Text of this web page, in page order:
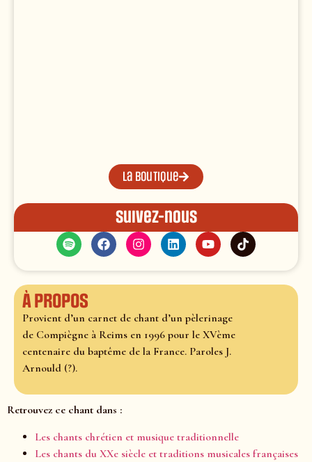
La boutique
Suivez-nous
À propos
Provient d’un carnet de chant d’un pèlerinage
de Compiègne à Reims en 1996 pour le XVème
centenaire du baptême de la France. Paroles J.
Arnould (?).
Retrouvez ce chant dans :
Les chants chrétien et musique traditionnelle
Les chants du XXe siècle et traditions musicales françaises